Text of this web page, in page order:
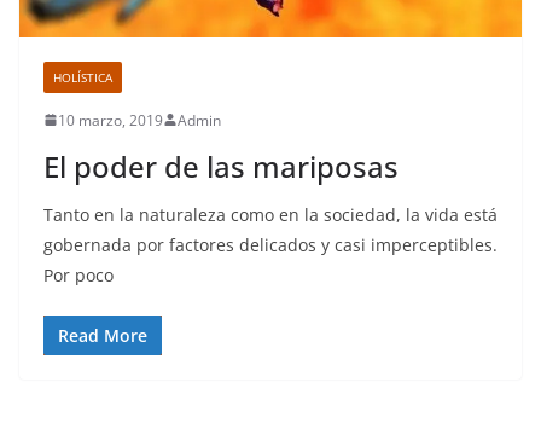
HOLÍSTICA
10 marzo, 2019 Admin
El poder de las mariposas
Tanto en la naturaleza como en la sociedad, la vida está
gobernada por factores delicados y casi imperceptibles.
Por poco
Read More